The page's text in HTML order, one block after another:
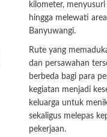
kilometer,
hingga melewati
Banyuwangi.
Rute yang
dan persawahan
berbeda bagi para
kegiatan menjadi
keluarga untuk
sekaligus melepas
pekerjaan.